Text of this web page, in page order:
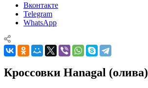
Вконтакте
Telegram
WhatsApp
Кроссовки Hanagal (олива)